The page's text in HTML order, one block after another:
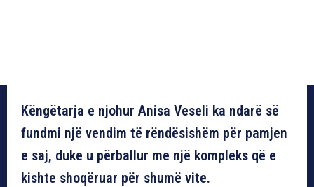
Këngëtarja e njohur Anisa Veseli ka ndarë së
fundmi një vendim të rëndësishëm për pamjen
e saj, duke u përballur me një kompleks që e
kishte shoqëruar për shumë vite.